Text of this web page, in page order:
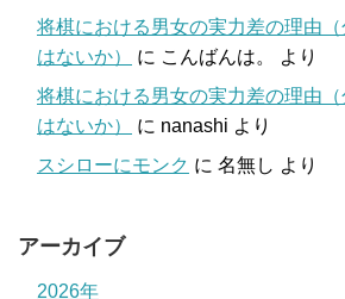
将棋における男女の実力差の理由
はないか）
に こんばんは。
より
将棋における男女の実力差の理由
はないか）
に nanashi より
スシローにモンク に 名無し より
アーカイブ
2026年